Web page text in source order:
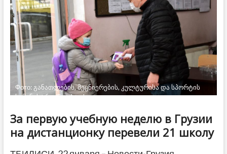
по
заражаемости
ковидом
Фото: განათლების, მეცნიერების, კულტურისა და სპორტის
სამინისტრო/Facebook
За первую учебную неделю в Грузии
на дистанционку перевели 21 школу